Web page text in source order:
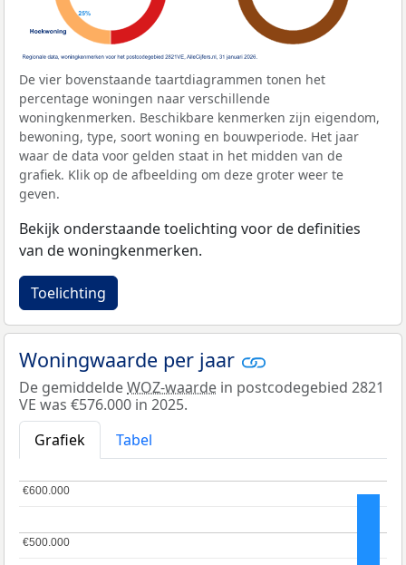
De vier bovenstaande taartdiagrammen tonen het
percentage woningen naar verschillende
woningkenmerken. Beschikbare kenmerken zijn eigendom,
bewoning, type, soort woning en bouwperiode. Het jaar
waar de data voor gelden staat in het midden van de
grafiek. Klik op de afbeelding om deze groter weer te
geven.
Bekijk onderstaande toelichting voor de definities
van de woningkenmerken.
Toelichting
Woningwaarde per jaar
De gemiddeldeWOZ-waarde in postcodegebied 2821
VE was €576.000 in 2025.
Grafiek
Tabel
€500.000
€500.000
€600.000
€600.000